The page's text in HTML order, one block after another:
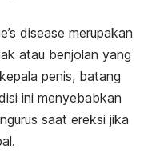
disease merupakan
atau benjolan yang
penis, batang
ini menyebabkan
saat ereksi jika